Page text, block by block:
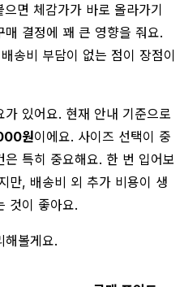
면 체감가가 바로 올라가기
결정에 꽤 큰 영향을 줘요.
송비 부담이 없는 점이 장점이
있어요. 현재 안내 기준으로
원이에요. 사이즈 선택이 중
특히 중요해요. 한 번 입어보
만, 배송비 외 추가 비용이 생
것이 좋아요.
해볼게요.